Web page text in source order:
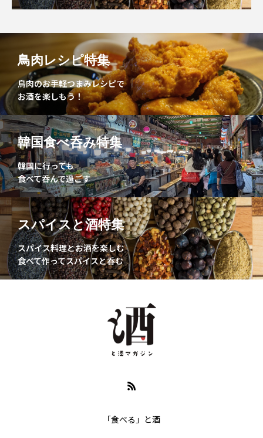
鳥肉レシピ特集
鳥肉のお手軽つまみレシピで
お酒を楽しもう！
韓国食べ呑み特集
韓国に行っても
食べて呑んで過ごす
スパイスと酒特集
スパイス料理とお酒を楽しむ
食べて作ってスパイスと呑む
「食べる」と酒